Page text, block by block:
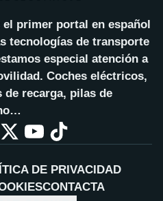
primer portal en español
tecnologías de transporte
especial atención a
Coches eléctricos,
recarga, pilas de
DE PRIVACIDAD
CONTACTA